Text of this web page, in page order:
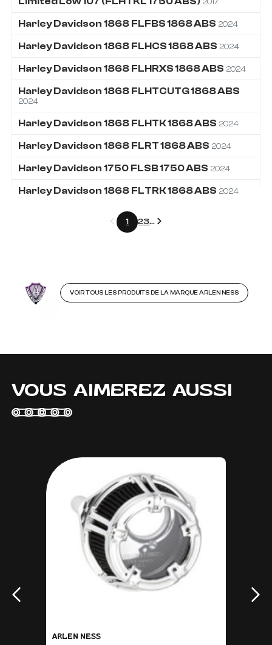
Harley Davidson 1868 FLFBS 1868 ABS 2024
Harley Davidson 1868 FLHCS 1868 ABS 2024
Harley Davidson 1868 FLHRXS 1868 ABS 2024
Harley Davidson 1868 FLHTCUTG 1868 ABS
2024
Harley Davidson 1868 FLHTK 1868 ABS 2024
Harley Davidson 1868 FLRT 1868 ABS 2024
Harley Davidson 1750 FLSB 1750 ABS 2024
Harley Davidson 1868 FLTRK 1868 ABS 2024
Précédent
1 23... Suivant
VOIR TOUS LES PRODUITS DE LA MARQUE ARLEN NESS
VOUS AIMEREZ AUSSI
ARLEN NESS